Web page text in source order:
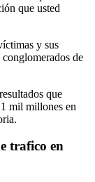
que usted
y sus
de
que
mil millones en
trafico en